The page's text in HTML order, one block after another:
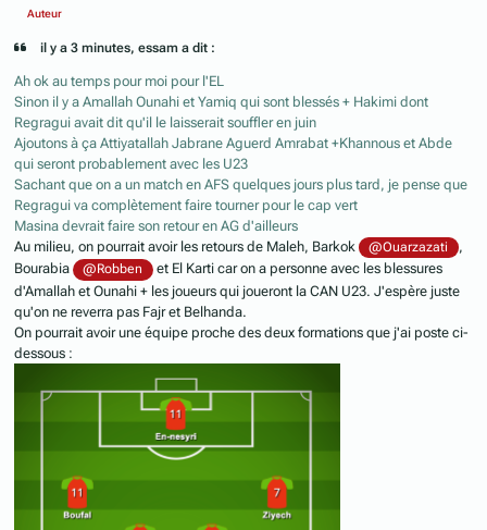
Auteur
il y a 3 minutes, essam a dit :
Ah ok au temps pour moi pour l'EL
Sinon il y a Amallah Ounahi et Yamiq qui sont blessés + Hakimi dont
Regragui avait dit qu'il le laisserait souffler en juin
Ajoutons à ça Attiyatallah Jabrane Aguerd Amrabat +Khannous et Abde
qui seront probablement avec les U23
Sachant que on a un match en AFS quelques jours plus tard, je pense que
Regragui va complètement faire tourner pour le cap vert
Masina devrait faire son retour en AG d'ailleurs
Au milieu, on pourrait avoir les retours de Maleh, Barkok
@Ouarzazati
,
Bourabia
@Robben
et El Karti car on a personne avec les blessures
d'Amallah et Ounahi + les joueurs qui joueront la CAN U23. J'espère juste
qu'on ne reverra pas Fajr et Belhanda.
On pourrait avoir une équipe proche des deux formations que j'ai poste ci-
dessous :